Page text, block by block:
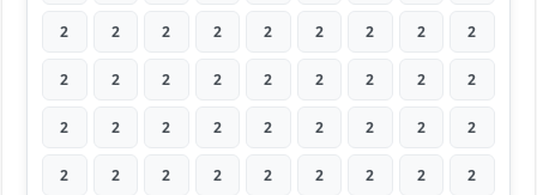
2 2 2 2 2 2 2 2 2
2 2 2 2 2 2 2 2 2
2 2 2 2 2 2 2 2 2
2 2 2 2 2 2 2 2 2